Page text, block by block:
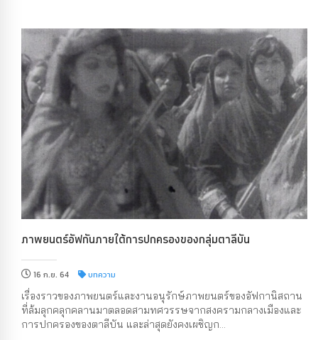
ภาพยนตร์อัฟกันภายใต้การปกครองของกลุ่มตาลีบัน
16 ก.ย. 64 บทความ
เรื่องราวของภาพยนตร์และงานอนุรักษ์ภาพยนตร์ของอัฟกานิสถาน
ที่ล้มลุกคลุกคลานมาตลอดสามทศวรรษจากสงครามกลางเมืองและ
การปกครองของตาลีบัน และล่าสุดยังคงเผชิญก...